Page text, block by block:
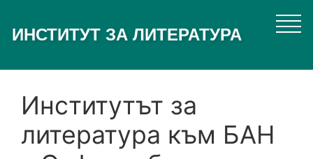
основното
ИНСТИТУТ ЗА ЛИТЕРАТУРА
Институтът за
литература към БАН